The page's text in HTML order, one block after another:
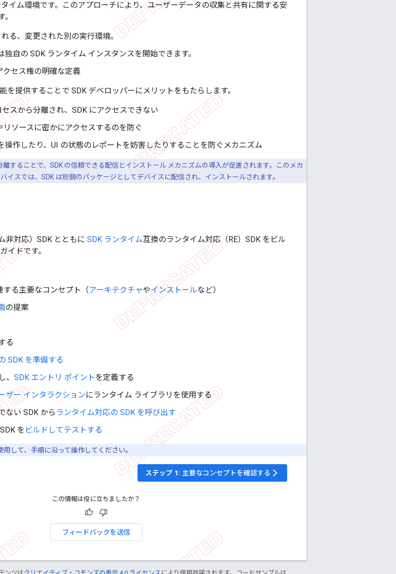
イム環境です。このアプローチにより、ユーザーデータの収集と共有に関する安
る、変更された別の実行環境。
独自の SDK ランタイム インスタンスを開始できます。
クセス権の明確な定義
を提供することで SDK デベロッパーにメリットをもたらします。
スから分離され、SDK にアクセスできない
リソースに密かにアクセスするのを防ぐ
操作したり、UI の状態のレポートを妨害したりすることを防ぐメカニズム
離することで、SDK の信頼できる配信とインストール メカニズムの導入が促進されます。このメカ
イスでは、SDK は別個のパッケージとしてデバイスに配信され、インストールされます。
非対応）SDK とともに SDK ランタイム互換のランタイム対応（RE）SDK をビル
イドです。
する主要なコンセプト（アーキテクチャやインストールなど）
の提案
る
SDK を準備する
し、 SDK エントリ ポイントを定義する
ザー インタラクションにランタイム ライブラリを使用する
ない SDK から ランタイム対応の SDK を呼び出す
を ビルドしてテストする
用して、手順に沿って操作してください。
ステップ 1: 主要なコンセプトを確認する arrow_forward_ios
この情報は役に立ちましたか？
フィードバックを送信